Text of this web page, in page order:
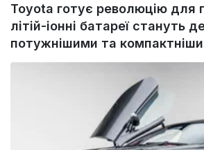
Toyota готує революцію для
літій-іонні батареї стануть
потужнішими та